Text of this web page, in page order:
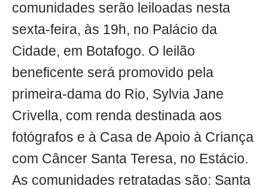
comunidades serão leiloadas nesta
sexta-feira, às 19h, no Palácio da
Cidade, em Botafogo. O leilão
beneficente será promovido pela
primeira-dama do Rio, Sylvia Jane
Crivella, com renda destinada aos
fotógrafos e à Casa de Apoio à Criança
com Câncer Santa Teresa, no Estácio.
As comunidades retratadas são: Santa